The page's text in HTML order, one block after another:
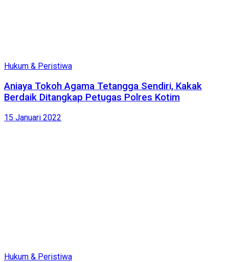
Hukum & Peristiwa
Aniaya Tokoh Agama Tetangga Sendiri, Kakak
Berdaik Ditangkap Petugas Polres Kotim
15 Januari 2022
Hukum & Peristiwa